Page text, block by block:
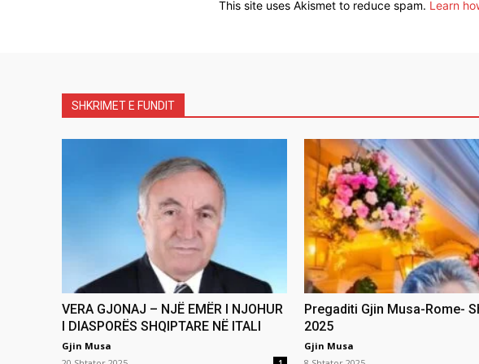
This site uses Akismet to reduce spam. Learn
SHKRIMET E FUNDIT
VERA GJONAJ – NJË EMËR I NJOHUR
I DIASPORËS SHQIPTARE NË ITALI
Gjin Musa
Pregaditi Gjin Musa-Rome-
2025
Gjin Musa